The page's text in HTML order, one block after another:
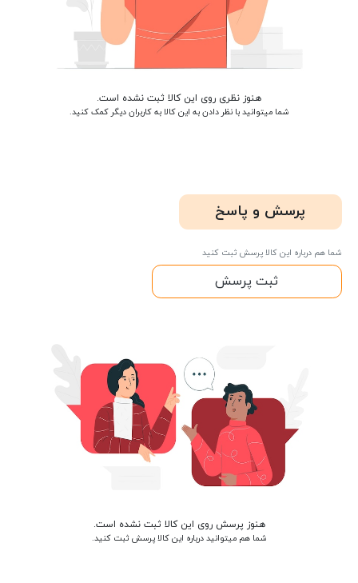
هنوز نظری روی این کالا ثبت نشده است.
شما میتوانید با نظر دادن به این کالا به کاربران دیگر کمک کنید.
پرسش و پاسخ
شما هم درباره این کالا پرسش ثبت کنید
ثبت پرسش
هنوز پرسش روی این کالا ثبت نشده است.
شما هم میتوانید درباره این کالا پرسش ثبت کنید.